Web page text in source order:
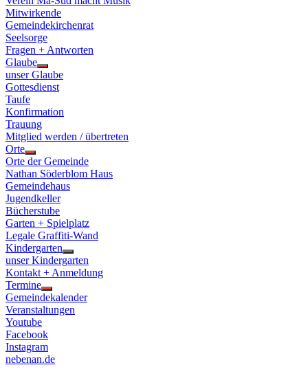
Mitwirkende
Gemeindekirchenrat
Seelsorge
Fragen + Antworten
Glaube
Show
sub
menu
unser Glaube
Gottesdienst
Taufe
Konfirmation
Trauung
Mitglied werden / übertreten
Orte
Show
sub
menu
Orte der Gemeinde
Nathan Söderblom Haus
Gemeindehaus
Jugendkeller
Bücherstube
Garten + Spielplatz
Legale Graffiti-Wand
Kindergarten
Show
sub
menu
unser Kindergarten
Kontakt + Anmeldung
Termine
Show
sub
menu
Gemeindekalender
Veranstaltungen
Youtube
Facebook
Instagram
nebenan.de